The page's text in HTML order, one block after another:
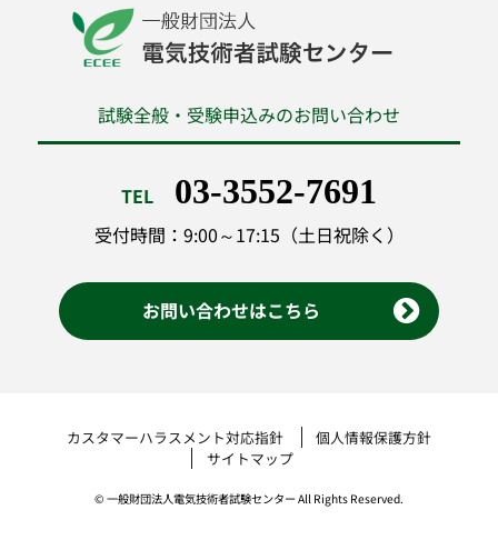
試験全般・受験申込みのお問い合わせ
TEL 03-3552-7691
受付時間：9:00～17:15（土日祝除く）
お問い合わせはこちら
カスタマーハラスメント対応指針
個人情報保護方針
サイトマップ
© 一般財団法人電気技術者試験センター All Rights Reserved.